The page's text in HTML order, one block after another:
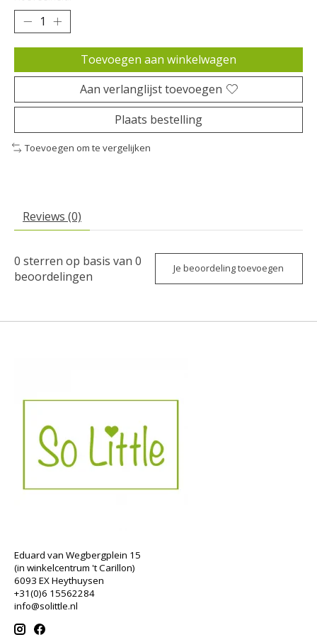
Toevoegen aan winkelwagen
Aan verlanglijst toevoegen
Plaats bestelling
Toevoegen om te vergelijken
Reviews (0)
0 sterren op basis van 0
beoordelingen
Je beoordeling toevoegen
Eduard van Wegbergplein 15
(in winkelcentrum 't Carillon)
6093 EX Heythuysen
+31(0)6 15562284
info@solittle.nl